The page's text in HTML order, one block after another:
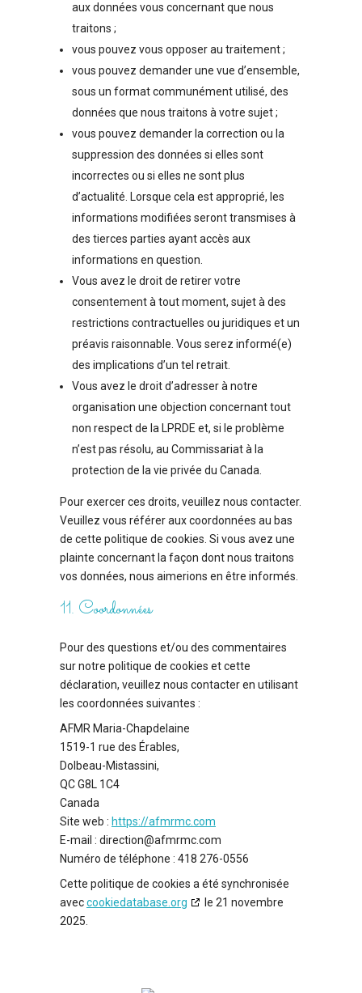
aux données vous concernant que nous
traitons ;
vous pouvez vous opposer au traitement ;
vous pouvez demander une vue d’ensemble,
sous un format communément utilisé, des
données que nous traitons à votre sujet ;
vous pouvez demander la correction ou la
suppression des données si elles sont
incorrectes ou si elles ne sont plus
d’actualité. Lorsque cela est approprié, les
informations modifiées seront transmises à
des tierces parties ayant accès aux
informations en question.
Vous avez le droit de retirer votre
consentement à tout moment, sujet à des
restrictions contractuelles ou juridiques et un
préavis raisonnable. Vous serez informé(e)
des implications d’un tel retrait.
Vous avez le droit d’adresser à notre
organisation une objection concernant tout
non respect de la LPRDE et, si le problème
n’est pas résolu, au Commissariat à la
protection de la vie privée du Canada.
Pour exercer ces droits, veuillez nous contacter.
Veuillez vous référer aux coordonnées au bas
de cette politique de cookies. Si vous avez une
plainte concernant la façon dont nous traitons
vos données, nous aimerions en être informés.
11. Coordonnées
Pour des questions et/ou des commentaires
sur notre politique de cookies et cette
déclaration, veuillez nous contacter en utilisant
les coordonnées suivantes :
AFMR Maria-Chapdelaine
1519-1 rue des Érables,
Dolbeau-Mistassini,
QC G8L 1C4
Canada
Site web : https://afmrmc.com
E-mail : direction@afmrmc.com
Numéro de téléphone : 418 276-0556
Cette politique de cookies a été synchronisée
aveccookiedatabase.org
le 21 novembre
2025.